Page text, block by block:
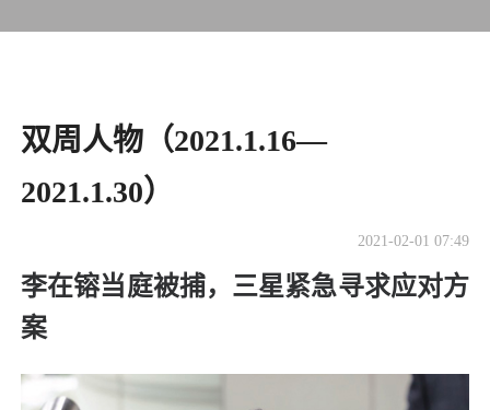
双周人物（2021.1.16—
2021.1.30）
2021-02-01 07:49
李在镕当庭被捕，三星紧急寻求应对方
案